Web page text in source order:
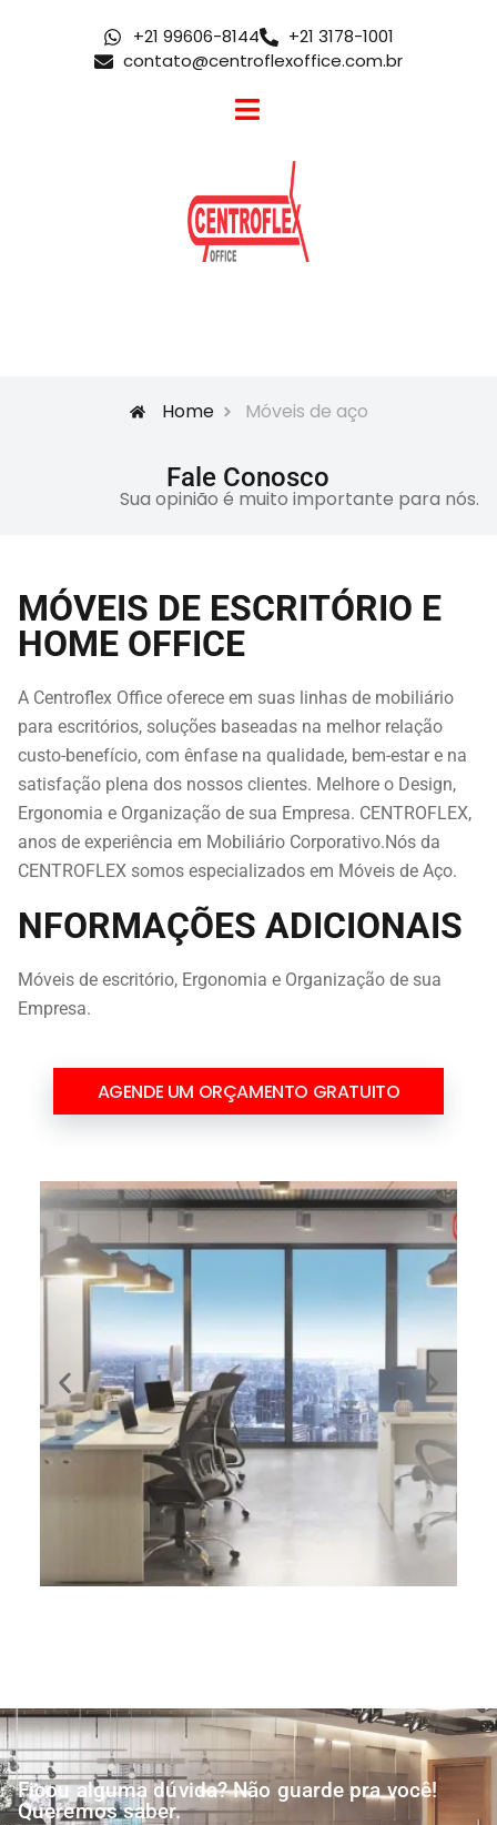
+21 99606-8144
+21 3178-1001
contato@centroflexoffice.com.br
ESCRITORIO
Home Móveis de aço
Fale Conosco
Sua opinião é muito importante para nós.
MÓVEIS DE ESCRITÓRIO E
HOME OFFICE
A Centroflex Office oferece em suas linhas de mobiliário
para escritórios, soluções baseadas na melhor relação
custo-benefício, com ênfase na qualidade, bem-estar e na
satisfação plena dos nossos clientes. Melhore o Design,
Ergonomia e Organização de sua Empresa. CENTROFLEX,
anos de experiência em Mobiliário Corporativo.Nós da
CENTROFLEX somos especializados em Móveis de Aço.
NFORMAÇÕES ADICIONAIS
Móveis de escritório, Ergonomia e Organização de sua
Empresa.
AGENDE UM ORÇAMENTO GRATUITO
Ficou alguma dúvida? Não guarde pra você!
Queremos saber.